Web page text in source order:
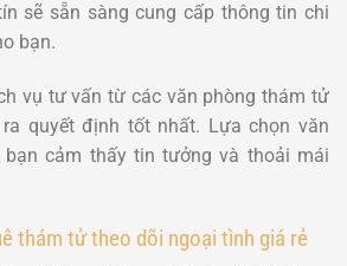
sẽ sẵn sàng cung cấp thông tin chi
bạn.
vụ tư vấn từ các văn phòng thám tử
quyết định tốt nhất. Lựa chọn văn
cảm thấy tin tưởng và thoải mái
thám tử theo dõi ngoại tình giá rẻ